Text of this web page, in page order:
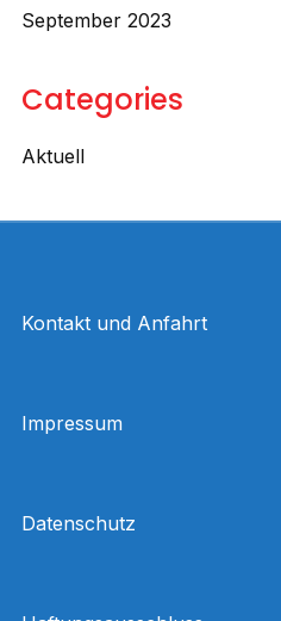
September 2023
Categories
Aktuell
Kontakt und Anfahrt
Impressum
Datenschutz